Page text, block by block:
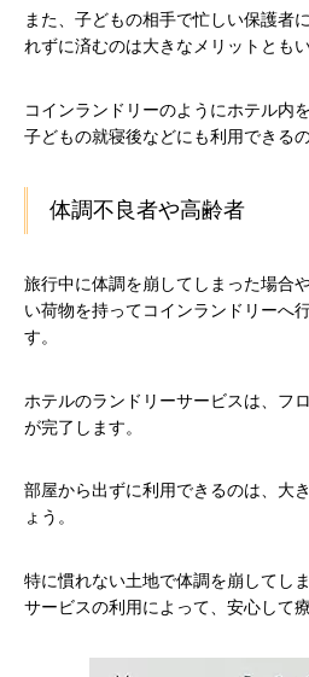
また、子どもの相手で忙しい保護者
れずに済むのは大きなメリットとも
コインランドリーのようにホテル内
子どもの就寝後などにも利用できる
体調不良者や高齢者
旅行中に体調を崩してしまった場合
い荷物を持ってコインランドリーへ
す。
ホテルのランドリーサービスは、フ
が完了します。
部屋から出ずに利用できるのは、大
ょう。
特に慣れない土地で体調を崩してし
サービスの利用によって、安心して